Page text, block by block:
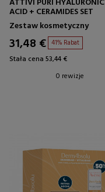
ACID + CERAMIDES SET
Zestaw kosmetyczny
31,48 € 41% Rabat
Stała cena 53,44 €
0 rewizje